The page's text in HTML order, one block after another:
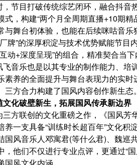
，节目打破传统综艺闭环，融合抖音
式，构建“两个月全周期直播+10期
与舞台初体验，也能在后续咪咕音
牌”的深厚积淀与技术优势赋能节
动+深度呈现”的组合，精准契合当
飞音乐也是以其专业的制作能力、培
素养的全面提升与舞台表现力的实
三方合力构建了国风内容创作新生态。
文化破壁新生，拓展国风传承新边界
三方联创的文化重磅之作，《国风芳
养一支具备“训练时长超百年”文化
国风音乐人邓寓君(等什么君)、魏巡
，他们不仅进行专业点评，更通过“